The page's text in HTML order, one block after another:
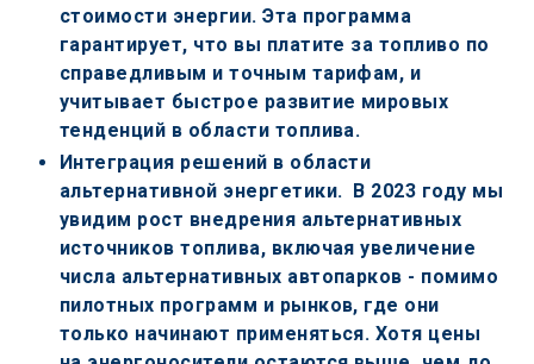
стоимости энергии. Эта программа
гарантирует, что вы платите за топливо по
справедливым и точным тарифам, и
учитывает быстрое развитие мировых
тенденций в области топлива.
Интеграция решений в области
альтернативной энергетики. В 2023 году мы
увидим рост внедрения альтернативных
источников топлива, включая увеличение
числа альтернативных автопарков - помимо
пилотных программ и рынков, где они
только начинают применяться. Хотя цены